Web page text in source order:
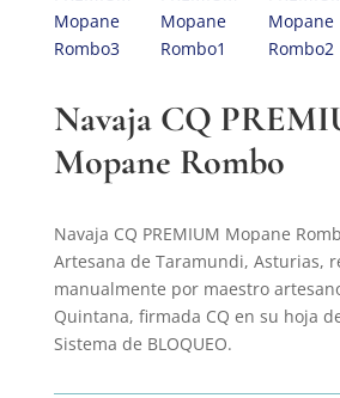
Navaja CQ
Mopane Rombo
Navaja CQ PREMIUM Mopane
Artesana de Taramundi, Asturias,
manualmente por maestro
Quintana, firmada CQ en su hoja
Sistema de BLOQUEO.